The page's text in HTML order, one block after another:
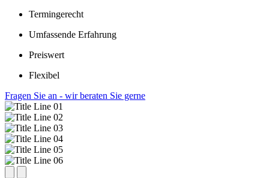
Termingerecht
Umfassende Erfahrung
Preiswert
Flexibel
Fragen Sie an - wir beraten Sie gerne